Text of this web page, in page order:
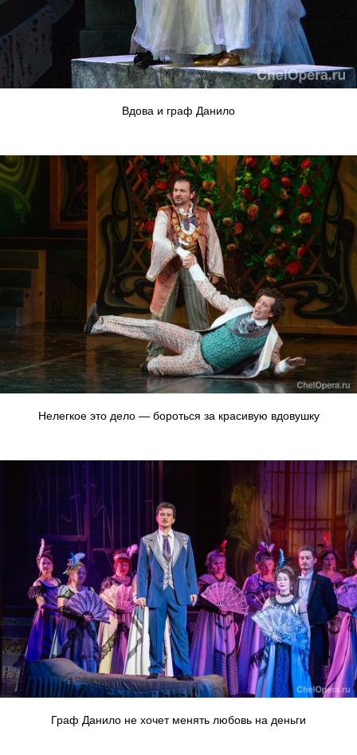
Вдова и граф Данило
Нелегкое это дело — бороться за красивую вдовушку
Граф Данило не хочет менять любовь на деньги